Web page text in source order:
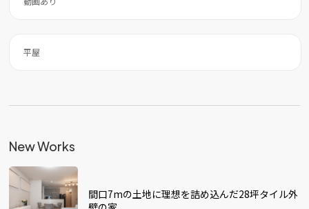
平屋
New Works
間口7mの土地に理想を詰め込んだ28坪タイル外